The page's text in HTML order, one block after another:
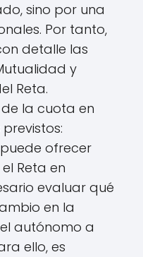
sino por una
Por tanto,
detalle las
y
Reta.
la cuota en
ofrecer
Reta en
evaluar qué
en la
autónomo a
ello, es